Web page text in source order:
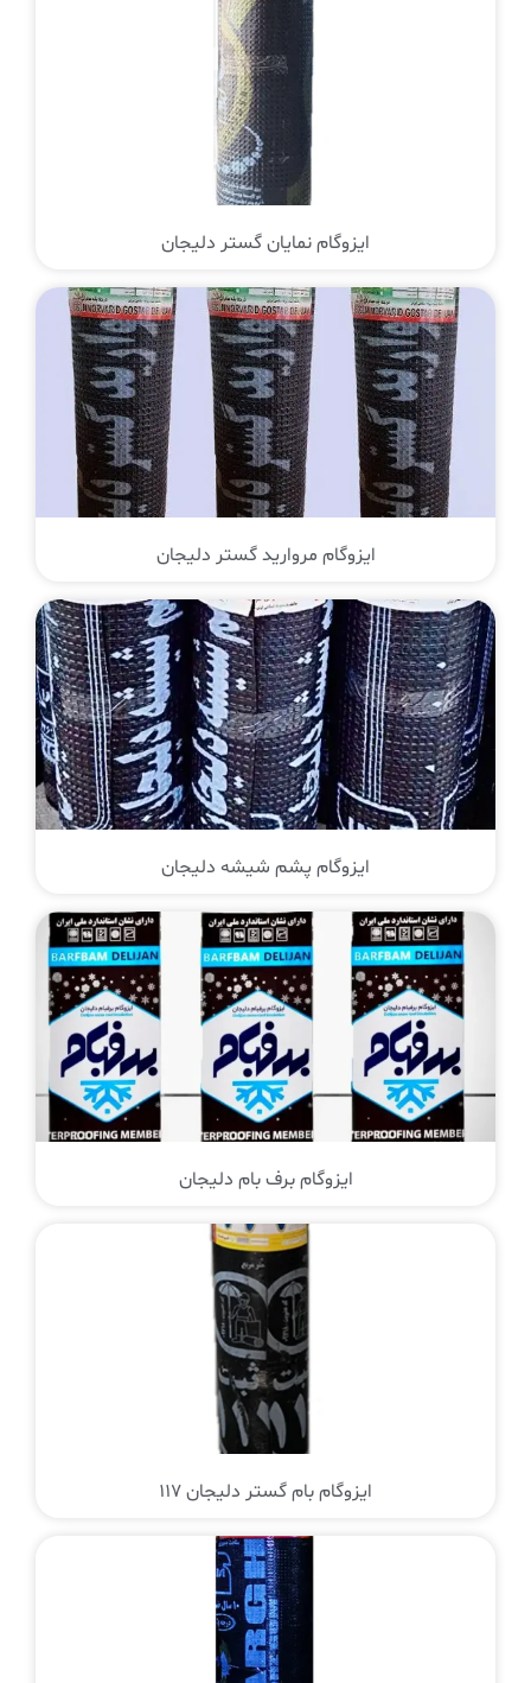
ایزوگام نمایان گستر دلیجان
ایزوگام مروارید گستر دلیجان
ایزوگام پشم شیشه دلیجان
ایزوگام برف بام دلیجان
ایزوگام بام گستر دلیجان 117